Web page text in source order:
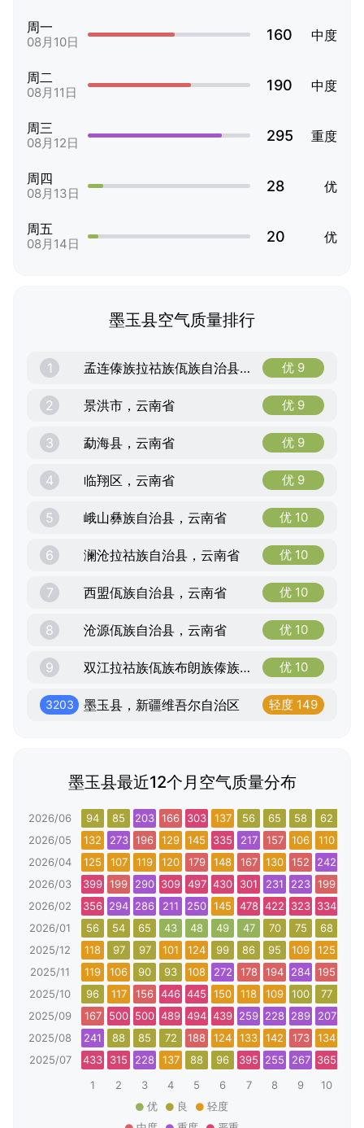
周一
08月10日 160 中度
周二
08月11日 190 中度
周三
08月12日 295 重度
周四
08月13日 28 优
周五
08月14日 20 优
墨玉县空气质量排行
1 孟连傣族拉祜族佤族自治县，云南省 优 9
2 景洪市，云南省 优 9
3 勐海县，云南省 优 9
4 临翔区，云南省 优 9
5 峨山彝族自治县，云南省 优 10
6 澜沧拉祜族自治县，云南省 优 10
7 西盟佤族自治县，云南省 优 10
8 沧源佤族自治县，云南省 优 10
9 双江拉祜族佤族布朗族傣族自治县，云南省 优 10
3203 墨玉县，新疆维吾尔自治区 轻度 149
墨玉县最近12个月空气质量分布
2026/06 94 85 203 166 303 137 56 65 58 62
2026/05
132 273 196 129 145 335 217 157 106 110
2026/04
125 107 119 120 179 148 167 130 152 242
2026/03
399 199 290 309 497 430 301 231 223 199
2026/02
356 294 286 211 250 145 478 422 323 334
2026/01
56 54 65 43 48 49 47 70 75 68
2025/12
118 97 97 101 124 99 86 95 109 125
2025/11
119 106 90 93 108 272 178 194 284 195
2025/10
96 117 156 446 445 150 118 109 100 77
2025/09
167 500 500 489 494 439 259 228 289 207
2025/08
241 88 85 72 188 124 133 142 173 134
2025/07
433 315 228 137 88 96 395 255 267 365
1
2 3 4 5 6 7 8 9 10
优
良
轻度